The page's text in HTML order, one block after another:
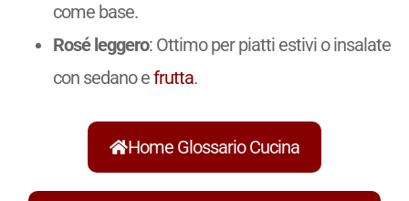
come base.
Rosé leggero: Ottimo per piatti estivi o insalate
con sedano efrutta.
Home Glossario Cucina